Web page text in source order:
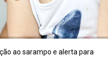
ao sarampo e alerta para